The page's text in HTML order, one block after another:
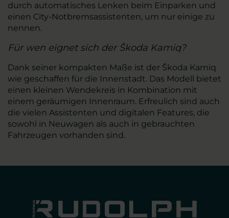
durch automatisches Lenken beim Einparken und
einen City-Notbremsassistenten, um nur einige zu
nennen.
Für wen eignet sich der Škoda Kamiq?
Dank seiner kompakten Maße ist der Škoda Kamiq
wie geschaffen für die Innenstadt. Das Modell bietet
einen kleinen Wendekreis in Kombination mit
einem geräumigen Innenraum. Erfreulich sind auch
die vielen Assistenten und digitalen Features, die
sowohl in Neuwagen als auch in gebrauchten
Fahrzeugen vorhanden sind.